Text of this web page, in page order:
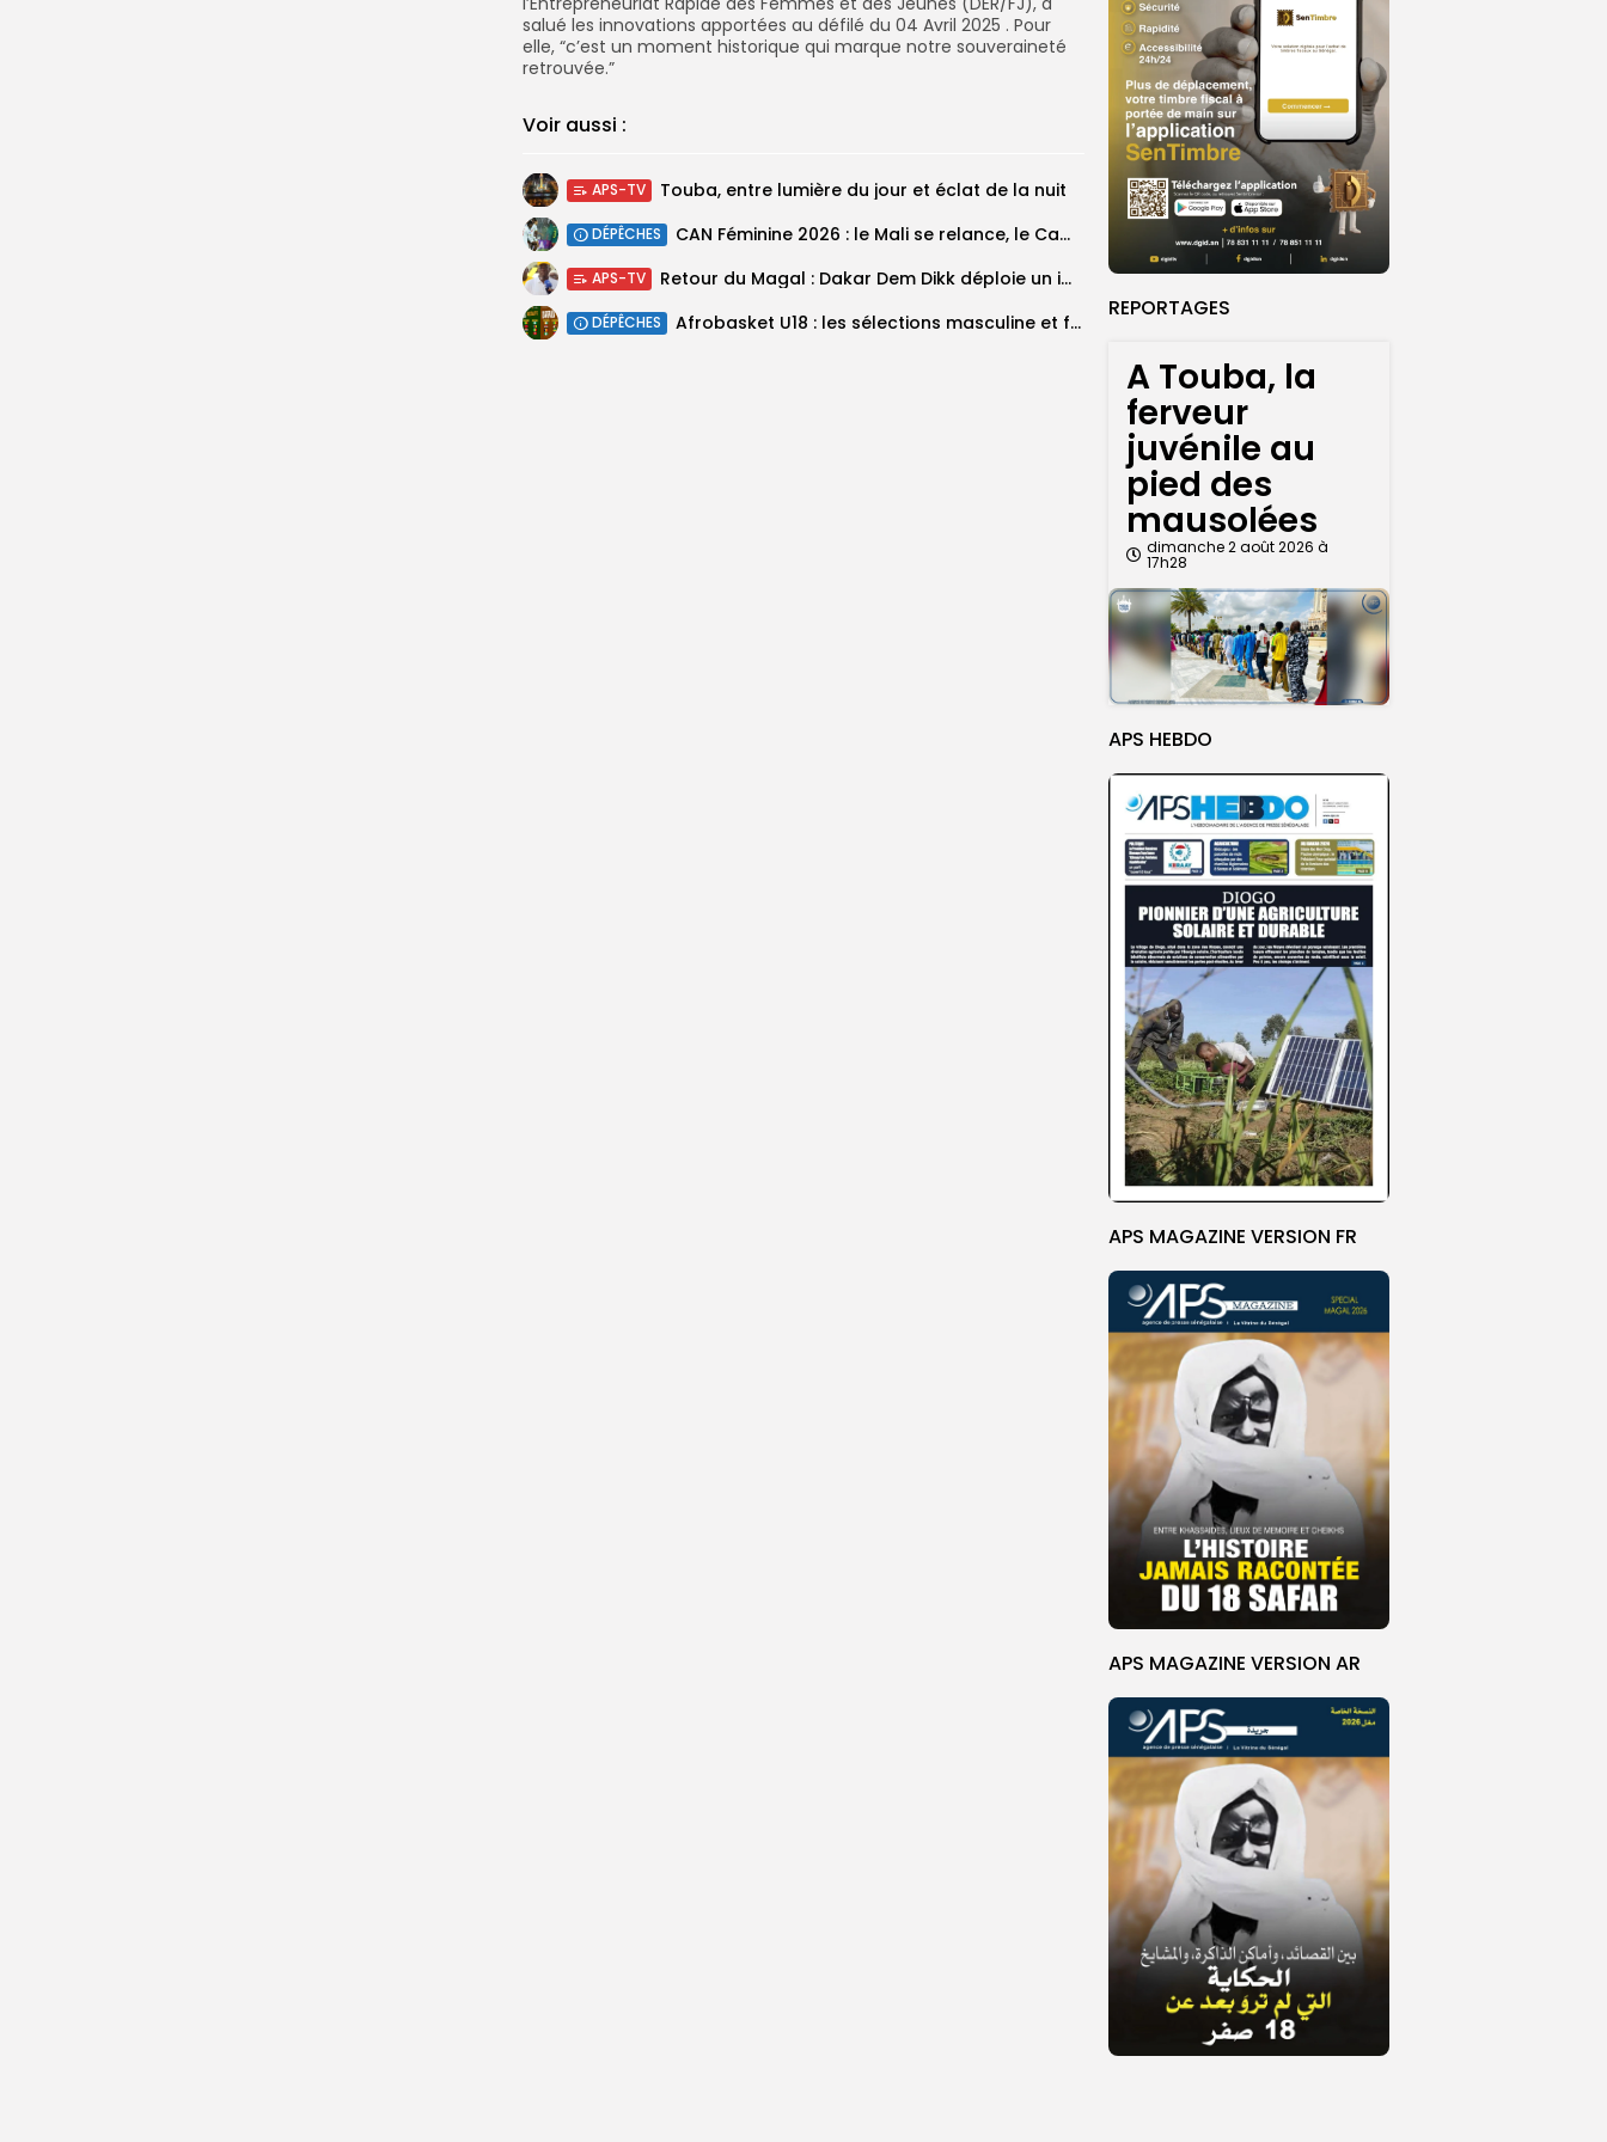
REPORTAGES
A Touba, la
ferveur
juvénile au
pied des
mausolées
dimanche 2 août 2026 à
17h28
APS HEBDO
APS MAGAZINE VERSION FR
APS MAGAZINE VERSION AR
salué les innovations apportées au défilé du 04 Avril 2025 . Pour
elle, “c’est un moment historique qui marque notre souveraineté
retrouvée.”
Voir aussi :
APS-TV Touba, entre lumière du jour et éclat de la nuit
DÉPÊCHES ‎CAN Féminine 2026 : le Mali se relance, le Cameroun domine le...
APS-TV Retour du Magal : Dakar Dem Dikk déploie un important dispositif pour...
DÉPÊCHES ‎Afrobasket U18 : les sélections masculine et féminine du Sénégal fixées sur...